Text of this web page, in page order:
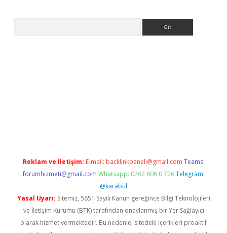
Reklam ve İletişim: E-mail: backlinkpaneli@gmail.com Teams:
forumhizmeti@gmail.com Whatsapp: 0262 606 0 726 Telegram:
@karabul
Yasal Uyarı: Sitemiz, 5651 Sayılı Kanun gereğince Bilgi Teknolojileri
ve İletişim Kurumu (BTK) tarafından onaylanmış bir Yer Sağlayıcı
olarak hizmet vermektedir. Bu nedenle, sitedeki içerikleri proaktif